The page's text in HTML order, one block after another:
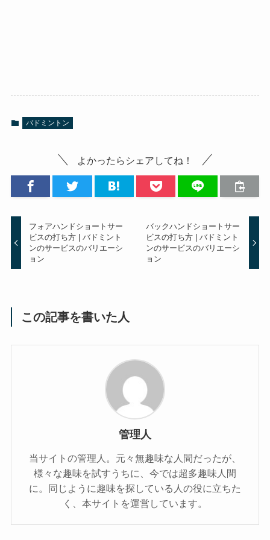
バドミントン
よかったらシェアしてね！
フォアハンドショートサー
ビスの打ち方 | バドミント
ンのサービスのバリエーシ
ョン
バックハンドショートサー
ビスの打ち方 | バドミント
ンのサービスのバリエーシ
ョン
この記事を書いた人
管理人
当サイトの管理人。元々無趣味な人間だったが、
様々な趣味を試すうちに、今では超多趣味人間
に。同じように趣味を探している人の役に立ちた
く、本サイトを運営しています。